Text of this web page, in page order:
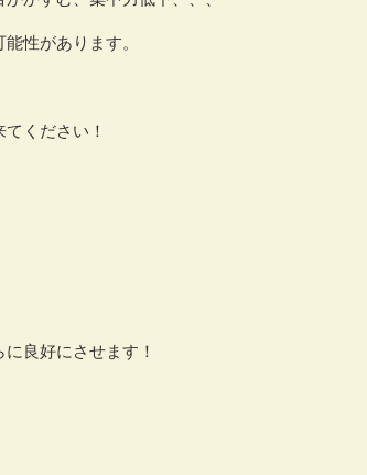
性があります。
ください！
良好にさせます！